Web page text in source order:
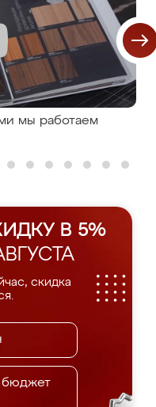
мы работаем
В 5%
скидка